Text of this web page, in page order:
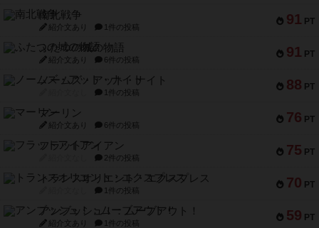
91 PT
南北戦争
紹介文あり 1件の投稿
91 PT
ふたつの城の物語
紹介文あり 6件の投稿
88 PT
ノームズ・アット・ナイト
1件の投稿
76 PT
マーリン
紹介文あり 6件の投稿
75 PT
フラットアイアン
2件の投稿
70 PT
トランスオリエント・エクスプレス
1件の投稿
59 PT
アンブッシュ！：ムーブアウト！
紹介文あり 1件の投稿